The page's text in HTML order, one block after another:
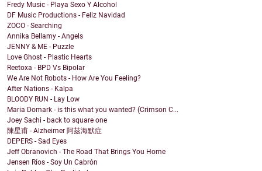
Fredy Music - Playa Sexo Y Alcohol
DF Music Productions - Feliz Navidad
ZOCO - Searching
Annika Bellamy - Angels
JENNY & ME - Puzzle
Love Ghost - Plastic Hearts
Reetoxa - BPD Vs Bipolar
We Are Not Robots - How Are You Feeling?
After Nations - Kalpa
BLOODY RUN - Lay Low
Maria Domark - is this what you wanted? (Crimson C...
Joey Sachi - back to square one
陳星甫 - Alzheimer 阿茲海默症
DEPERS - Sad Eyes
Jeff Obranovich - The Road That Brings You Home
Jensen Ríos - Soy Un Cabrón